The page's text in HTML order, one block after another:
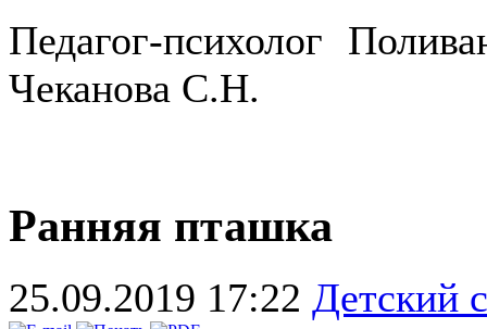
Педагог-психолог
Чеканова С.Н.
Ранняя пташка
25.09.2019 17:22 Детский